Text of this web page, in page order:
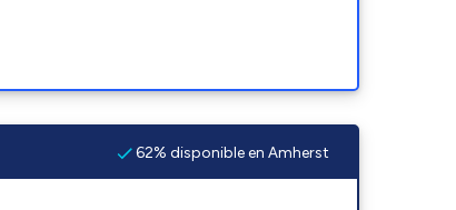
62% disponible en Amherst